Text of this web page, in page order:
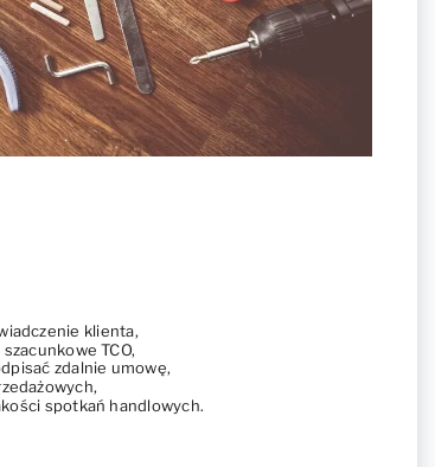
klienta,
TCO,
zdalnie umowę,
,
spotkań handlowych.